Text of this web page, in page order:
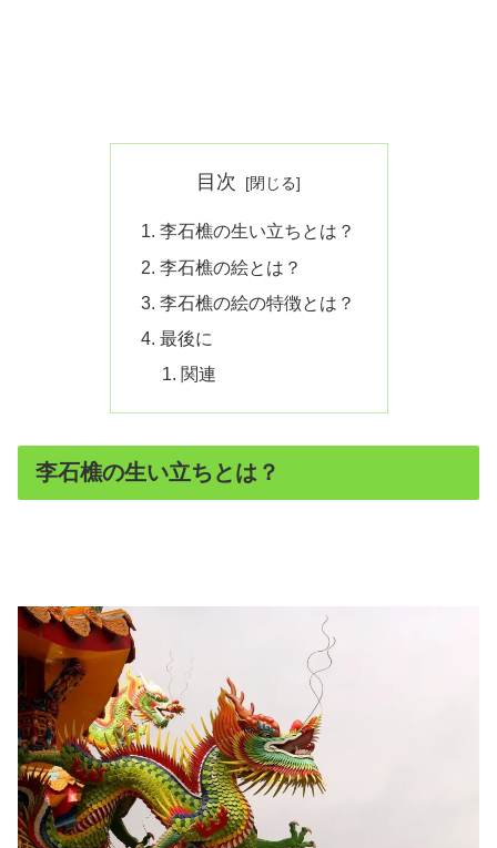
目次
李石樵の生い立ちとは？
李石樵の絵とは？
李石樵の絵の特徴とは？
最後に
関連
李石樵の生い立ちとは？